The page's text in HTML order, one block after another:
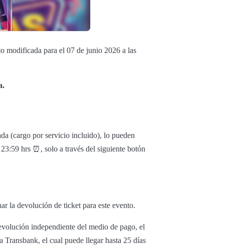
modificada para el 07 de junio 2026 a las
(cargo por servicio incluido), lo pueden
hrs ⏰, solo a través del siguiente botón
la devolución de ticket para este evento.
independiente del medio de pago, el
Transbank, el cual puede llegar hasta 25 días